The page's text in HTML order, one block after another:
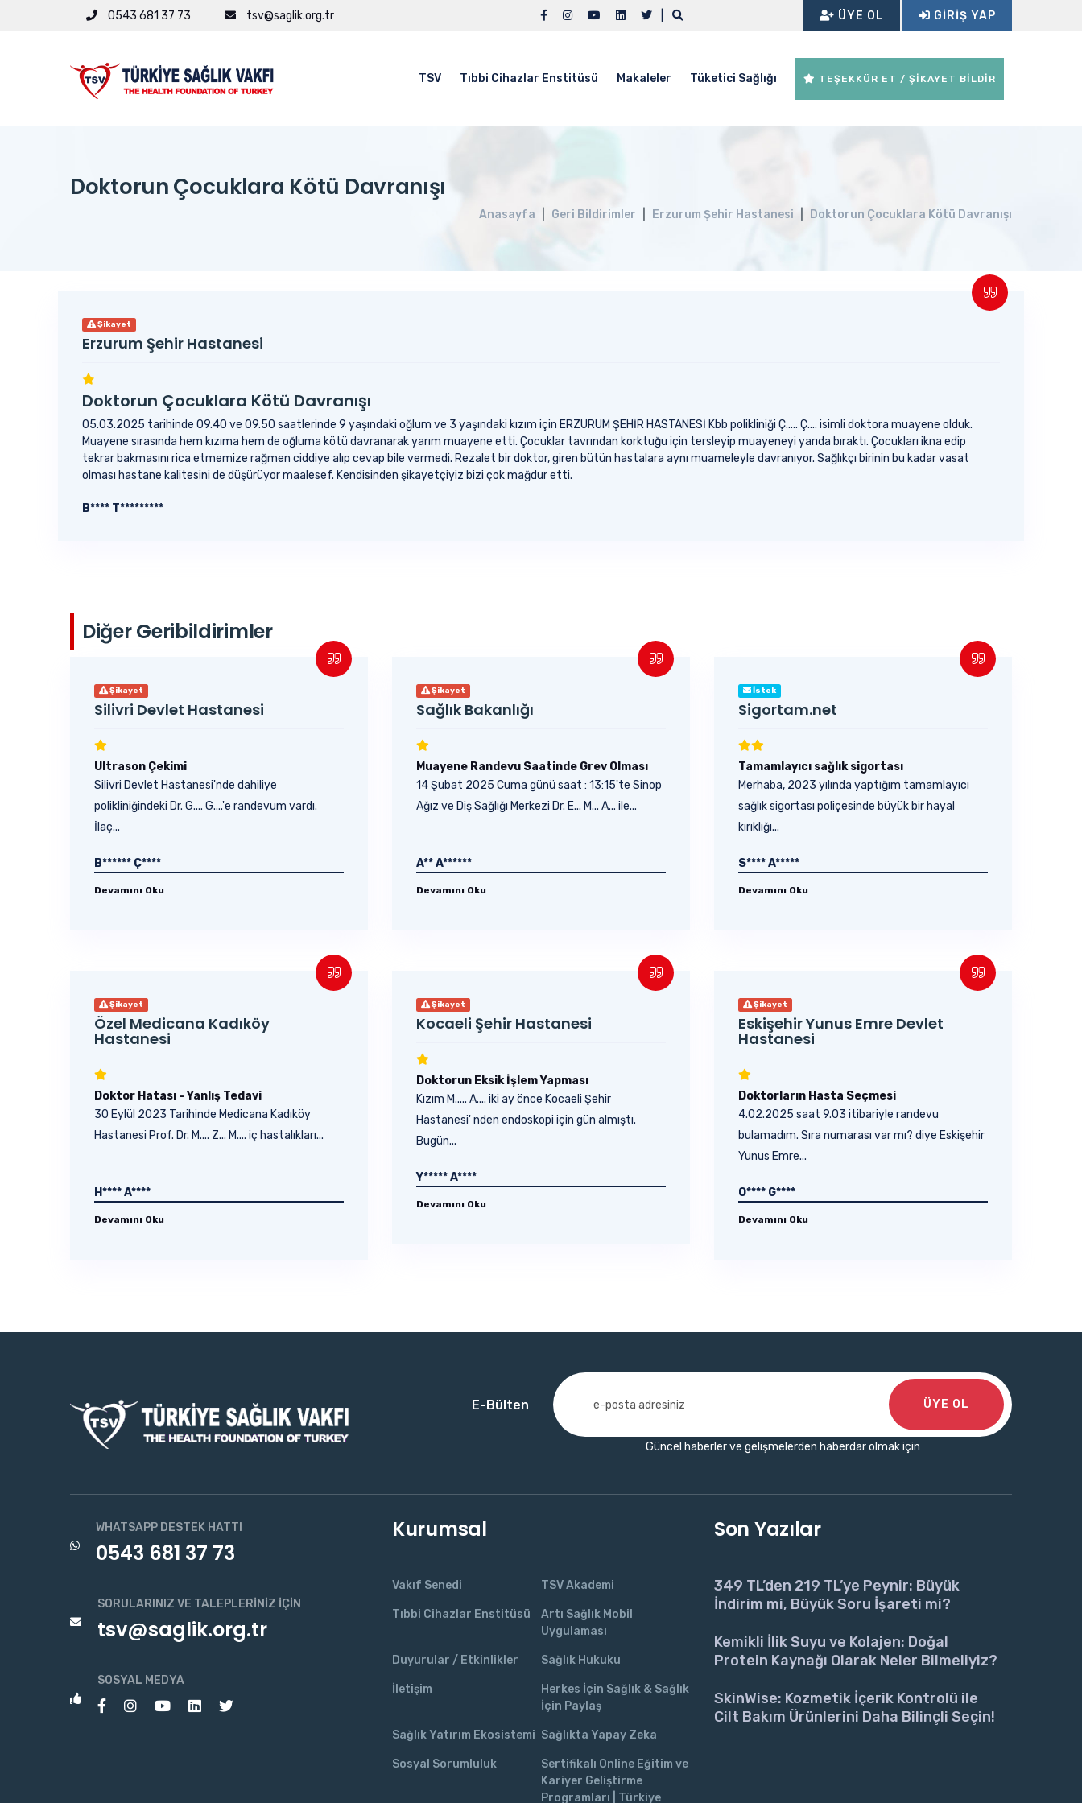
0543 681 37 73 tsv@saglik.org.tr ÜYE OL GIRIŞ YAP
TSV Tıbbi Cihazlar Enstitüsü Makaleler Tüketici Sağlığı TEŞEKKÜR ET / ŞİKAYET BİLDİR
Doktorun Çocuklara Kötü Davranışı
Anasayfa Geri Bildirimler Erzurum Şehir Hastanesi Doktorun Çocuklara Kötü Davranışı
Şikayet
Erzurum Şehir Hastanesi
Doktorun Çocuklara Kötü Davranışı
05.03.2025 tarihinde 09.40 ve 09.50 saatlerinde 9 yaşındaki oğlum ve 3 yaşındaki kızım için ERZURUM ŞEHİR HASTANESİ Kbb polikliniği Ç..... Ç.... isimli doktora muayene olduk.
Muayene sırasında hem kızıma hem de oğluma kötü davranarak yarım muayene etti. Çocuklar tavrından korktuğu için tersleyip muayeneyi yarıda bıraktı. Çocukları ikna edip
tekrar bakmasını rica etmemize rağmen ciddiye alıp cevap bile vermedi. Rezalet bir doktor, giren bütün hastalara aynı muameleyle davranıyor. Sağlıkçı birinin bu kadar vasat
olması hastane kalitesini de düşürüyor maalesef. Kendisinden şikayetçiyiz bizi çok mağdur etti.
B**** T*********
Diğer Geribildirimler
Şikayet
Silivri Devlet Hastanesi
Ultrason Çekimi
Silivri Devlet Hastanesi'nde dahiliye
polikliniğindeki Dr. G.... G....'e randevum vardı.
İlaç...
B****** Ç****
Devamını Oku
Şikayet
Sağlık Bakanlığı
Muayene Randevu Saatinde Grev Olması
14 Şubat 2025 Cuma günü saat : 13:15'te Sinop
Ağız ve Diş Sağlığı Merkezi Dr. E... M... A... ile...
A** A******
Devamını Oku
İstek
Sigortam.net
Tamamlayıcı sağlık sigortası
Merhaba, 2023 yılında yaptığım tamamlayıcı
sağlık sigortası poliçesinde büyük bir hayal
kırıklığı...
S**** A*****
Devamını Oku
Şikayet
Özel Medicana Kadıköy
Hastanesi
Doktor Hatası - Yanlış Tedavi
30 Eylül 2023 Tarihinde Medicana Kadıköy
Hastanesi Prof. Dr. M.... Z... M.... iç hastalıkları...
H**** A****
Devamını Oku
Şikayet
Kocaeli Şehir Hastanesi
Doktorun Eksik İşlem Yapması
Kızım M..... A.... iki ay önce Kocaeli Şehir
Hastanesi' nden endoskopi için gün almıştı.
Bugün...
Y***** A****
Devamını Oku
Şikayet
Eskişehir Yunus Emre Devlet
Hastanesi
Doktorların Hasta Seçmesi
4.02.2025 saat 9.03 itibariyle randevu
bulamadım. Sıra numarası var mı? diye Eskişehir
Yunus Emre...
O**** G****
Devamını Oku
E-Bülten
Güncel haberler ve gelişmelerden haberdar olmak için
ÜYE OL
WHATSAPP DESTEK HATTI
0543 681 37 73
SORULARINIZ VE TALEPLERINIZ İÇIN
tsv@saglik.org.tr
SOSYAL MEDYA
Kurumsal
Vakıf Senedi TSV Akademi
Tıbbi Cihazlar Enstitüsü
Artı Sağlık Mobil
Uygulaması
Duyurular / Etkinlikler Sağlık Hukuku
İletişim
Herkes İçin Sağlık & Sağlık
İçin Paylaş
Sağlık Yatırım Ekosistemi Sağlıkta Yapay Zeka
Sosyal Sorumluluk
Sertifikalı Online Eğitim ve
Kariyer Geliştirme
Programları | Türkiye
Son Yazılar
349 TL’den 219 TL’ye Peynir: Büyük
İndirim mi, Büyük Soru İşareti mi?
Kemikli İlik Suyu ve Kolajen: Doğal
Protein Kaynağı Olarak Neler Bilmeliyiz?
SkinWise: Kozmetik İçerik Kontrolü ile
Cilt Bakım Ürünlerini Daha Bilinçli Seçin!